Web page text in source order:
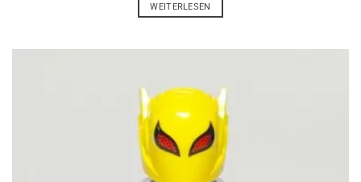
WEITERLESEN